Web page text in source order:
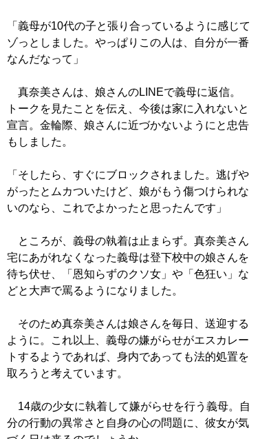
「義母が10代の子と張り合っているように感じて
ゾっとしました。やっぱりこの人は、自分が一番
なんだなって」
真奈美さんは、娘さんのLINEで義母に返信。
トークを見たことを伝え、今後は家に入れないと
宣言。金輪際、娘さんに近づかないようにと忠告
もしました。
「そしたら、すぐにブロックされました。逃げや
がったとムカついたけど、娘がもう傷つけられな
いのなら、これでよかったと思ったんです」
ところが、義母の執着は止まらず。真奈美さん
宅にあがれなくなった義母は登下校中の娘さんを
待ち伏せ、「恩知らずのクソ女」や「色狂い」な
どと大声で罵るようになりました。
そのため真奈美さんは娘さんを毎日、送迎する
ように。これ以上、義母の嫌がらせがエスカレー
トするようであれば、身内であっても法的処置を
取ろうと考えています。
14歳の少女に執着して嫌がらせを行う義母。自
分の行動の異常さと自身の心の問題に、彼女が気